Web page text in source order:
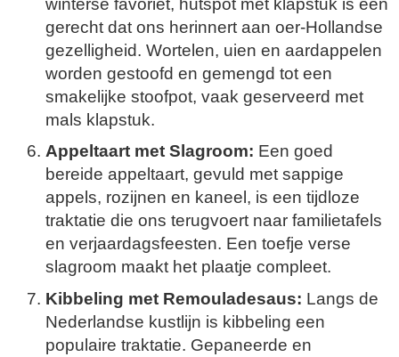
winterse favoriet, hutspot met klapstuk is een
gerecht dat ons herinnert aan oer-Hollandse
gezelligheid. Wortelen, uien en aardappelen
worden gestoofd en gemengd tot een
smakelijke stoofpot, vaak geserveerd met
mals klapstuk.
Appeltaart met Slagroom: Een goed
bereide appeltaart, gevuld met sappige
appels, rozijnen en kaneel, is een tijdloze
traktatie die ons terugvoert naar familietafels
en verjaardagsfeesten. Een toefje verse
slagroom maakt het plaatje compleet.
Kibbeling met Remouladesaus: Langs de
Nederlandse kustlijn is kibbeling een
populaire traktatie. Gepaneerde en